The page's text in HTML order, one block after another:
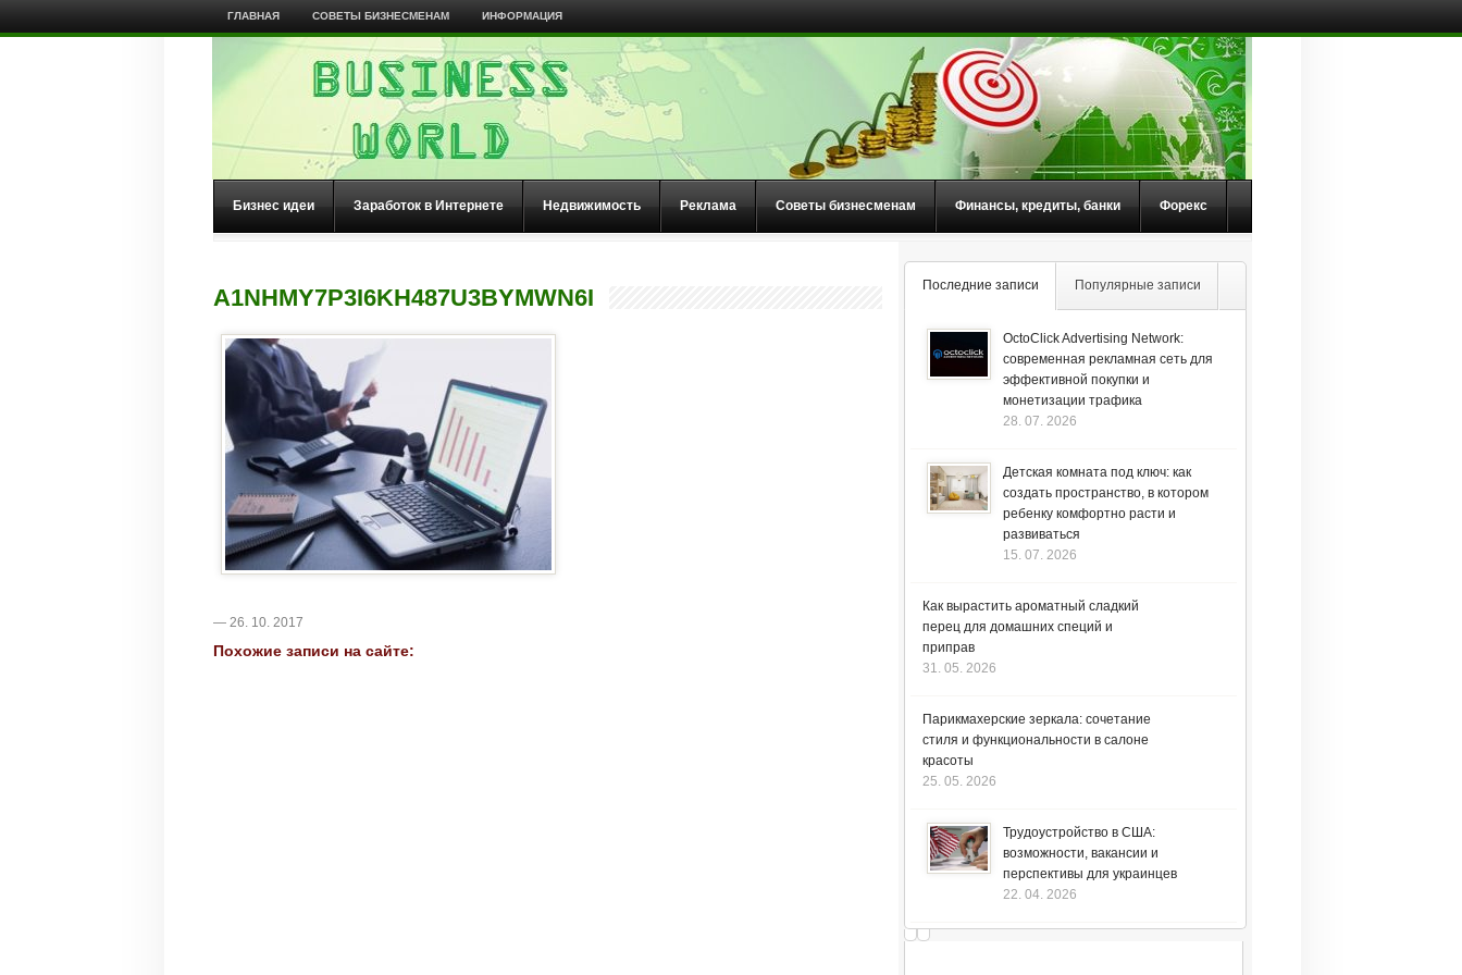
ГЛАВНАЯ СОВЕТЫ БИЗНЕСМЕНАМ ИНФОРМАЦИЯ
Бизнес идеи Заработок в Интернете Недвижимость Реклама Советы бизнесменам Финансы, кредиты, банки Форекс
A1NHMY7P3I6KH487U3BYMWN6I
— 26. 10. 2017
Похожие записи на сайте:
Последние записи Популярные записи
OctoClick Advertising Network:
современная рекламная сеть для
эффективной покупки и
монетизации трафика
28. 07. 2026
Детская комната под ключ: как
создать пространство, в котором
ребенку комфортно расти и
развиваться
15. 07. 2026
Как вырастить ароматный сладкий
перец для домашних специй и
приправ
31. 05. 2026
Парикмахерские зеркала: сочетание
стиля и функциональности в салоне
красоты
25. 05. 2026
Трудоустройство в США:
возможности, вакансии и
перспективы для украинцев
22. 04. 2026